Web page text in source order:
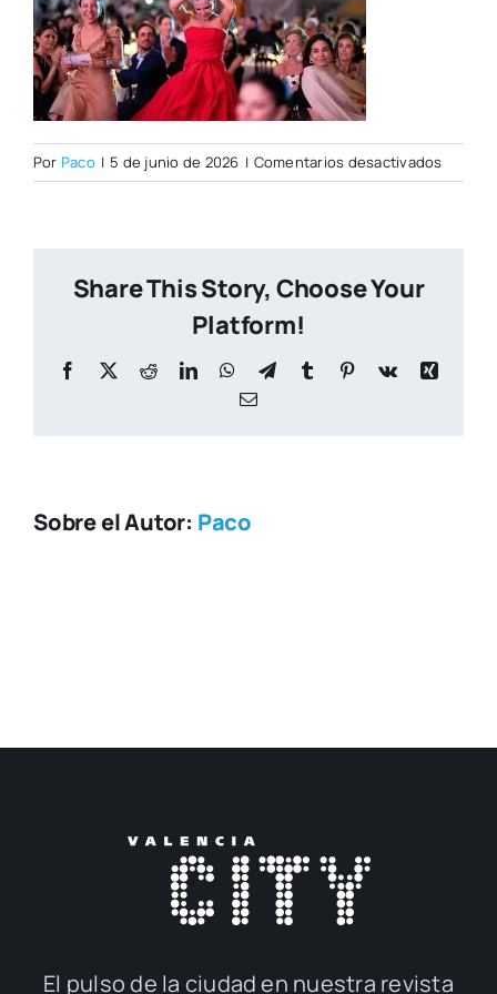
Por Paco | 5 de junio de 2026 | Comentarios desactivadosen
Foto218
Share This Story, Choose Your
Platform!
Facebook
X RedditLinkedInWhatsApp
TelegramTumblr Pinterest
Vk
Xing
Correo
Sobre el Autor: Paco
El pul­so de la ciu­dad en nues­tra revis­ta